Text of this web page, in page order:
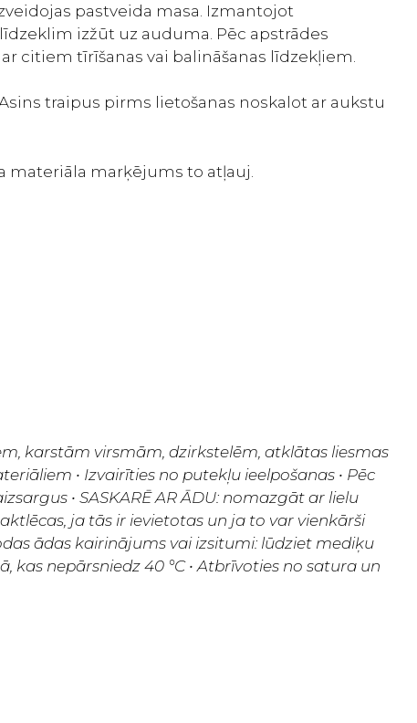
pastveida masa. Izmantojot
izžūt uz auduma. Pēc apstrādes
citiem tīrīšanas vai balināšanas līdzekļiem.
traipus pirms lietošanas noskalot ar aukstu
materiāla marķējums to atļauj.
karstām virsmām, dzirkstelēm, atklātas liesmas
• Izvairīties no putekļu ieelpošanas • Pēc
• SASKARĒ AR ĀDU: nomazgāt ar lielu
ja tās ir ievietotas un ja to var vienkārši
ādas kairinājums vai izsitumi: lūdziet mediķu
nepārsniedz 40 °C • Atbrīvoties no satura un